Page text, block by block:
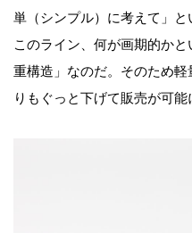
単（シンプル）に考えて」
このライン、何が画期的か
重構造」なのだ。そのため
りもぐっと下げて販売が可能